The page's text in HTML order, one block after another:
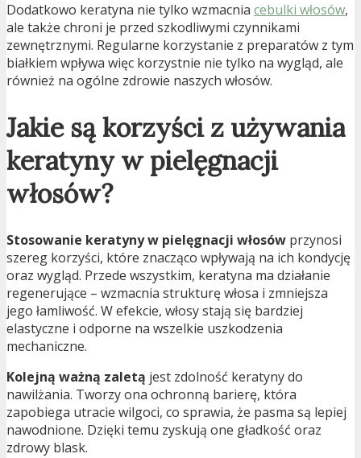
Dodatkowo keratyna nie tylko wzmacnia cebulki włosów,
ale także chroni je przed szkodliwymi czynnikami
zewnętrznymi. Regularne korzystanie z preparatów z tym
białkiem wpływa więc korzystnie nie tylko na wygląd, ale
również na ogólne zdrowie naszych włosów.
Jakie są korzyści z używania
keratyny w pielęgnacji
włosów?
Stosowanie keratyny w pielęgnacji włosów przynosi
szereg korzyści, które znacząco wpływają na ich kondycję
oraz wygląd. Przede wszystkim, keratyna ma działanie
regenerujące – wzmacnia strukturę włosa i zmniejsza
jego łamliwość. W efekcie, włosy stają się bardziej
elastyczne i odporne na wszelkie uszkodzenia
mechaniczne.
Kolejną ważną zaletą jest zdolność keratyny do
nawilżania. Tworzy ona ochronną barierę, która
zapobiega utracie wilgoci, co sprawia, że pasma są lepiej
nawodnione. Dzięki temu zyskują one gładkość oraz
zdrowy blask.